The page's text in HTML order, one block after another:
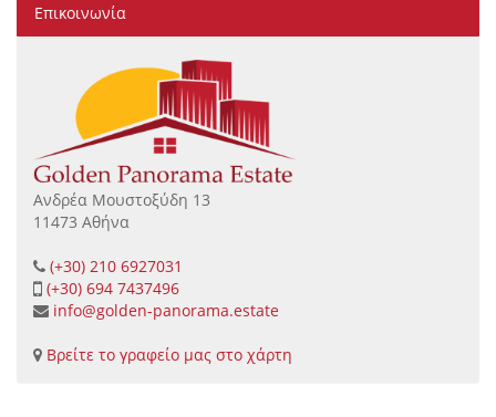
Επικοινωνία
Ανδρέα Μουστοξύδη 13
11473 Αθήνα
(+30) 210 6927031
(+30) 694 7437496
info@golden-panorama.estate
Βρείτε το γραφείο μας στο χάρτη